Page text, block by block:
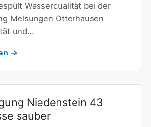
Wasserqualität bei der
Melsungen Otterhausen
und…
→
Niedenstein 43
sauber